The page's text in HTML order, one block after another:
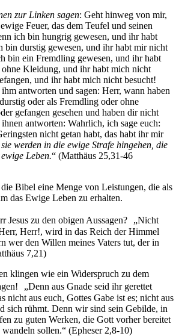
zur Linken sagen: Geht hinweg von mir,
Feuer, das dem Teufel und seinen
ich bin hungrig gewesen, und ihr habt
bin durstig gewesen, und ihr habt mir nicht
bin ein Fremdling gewesen, und ihr habt
Kleidung, und ihr habt mich nicht
und ihr habt mich nicht besucht!
antworten und sagen: Herr, wann haben
oder als Fremdling oder ohne
gefangen gesehen und haben dir nicht
antworten: Wahrlich, ich sage euch:
nicht getan habt, das habt ihr mir
werden in die ewige Strafe hingehen, die
Leben.“ (Matthäus 25,31-46
Bibel eine Menge von Leistungen, die als
das Ewige Leben zu erhalten.
Jesus zu den obigen Aussagen? „Nicht
Herr!, wird in das Reich der Himmel
wer den Willen meines Vaters tut, der in
7,21)
klingen wie ein Widerspruch zu dem
„Denn aus Gnade seid ihr gerettet
nicht aus euch, Gottes Gabe ist es; nicht aus
sich rühmt. Denn wir sind sein Gebilde, in
zu guten Werken, die Gott vorher bereitet
sollen.“ (Epheser 2,8-10)